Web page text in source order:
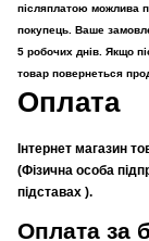
післяплатою можлива
покупець. Ваше
5 робочих днів. Якщо
товар повернеться
Оплата
Інтернет магазин
(Фізична особа
підставах ).
Оплата за